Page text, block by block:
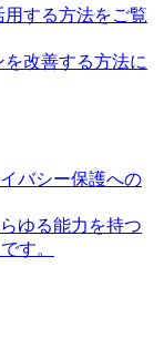
用する方法をご覧
を改善する方法に
バシー保護への
ゆる能力を持つ
す。